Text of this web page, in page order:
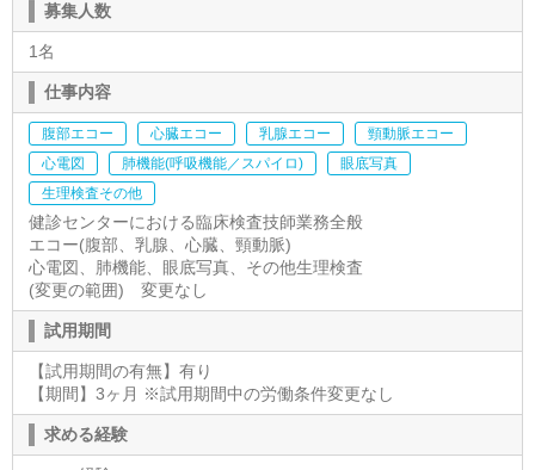
募集人数
1名
仕事内容
腹部エコー 心臓エコー 乳腺エコー
頸動脈エコー
心電図
肺機能(呼吸機能／スパイロ)
眼底写真
生理検査その他
健診センターにおける臨床検査技師業務全般
エコー(腹部、乳腺、心臓、頸動脈)
心電図、肺機能、眼底写真、その他生理検査
(変更の範囲) 変更なし
試用期間
【試用期間の有無】有り
【期間】3ヶ月 ※試用期間中の労働条件変更なし
求める経験